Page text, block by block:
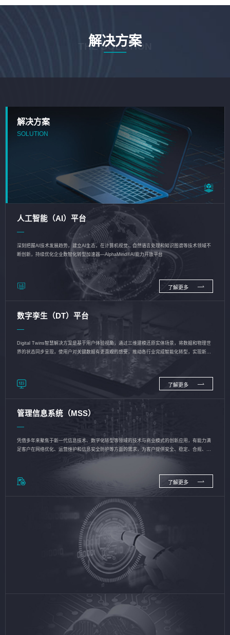
解决方案
THE SOLUTION
解决方案
SOLUTION
人工智能（AI）平台
深刻把握AI技术发展趋势，建立AI生态，在计算机视觉、自然语言处理和知识图谱等技术领域不
断创新，持续优化企业数智化转型加速器—AlphaMind®AI能力开放平台
了解更多
数字孪生（DT）平台
Digital Twins智慧解决方案是基于用户体验视角，通过三维建模还原实体场景，将数据和物理世
界的状态同步呈现，使用户对关键数据有更直观的感受，推动各行业完成智能化转型，实现新旧
了解更多
管理信息系统（MSS）
凭借多年来聚焦于新一代信息技术、数字化转型等领域的技术与商业模式的创新应用，有能力满
足客户在网络优化、运营维护和信息安全防护等方面的需求，为客户提供安全、稳定、合规、持
了解更多